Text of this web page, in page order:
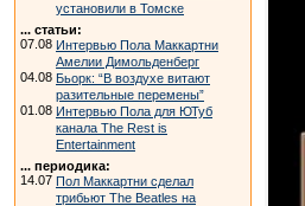
установили в Томске
... статьи:
07.08 Интервью Пола Маккартни
Амелии Димольденберг
04.08 Бьорк: “В воздухе витают
разительные перемены”
01.08 Интервью Пола для ЮТуб
канала The Rest is
Entertainment
... периодика:
14.07 Пол Маккартни сделал
трибьют The Beatles на